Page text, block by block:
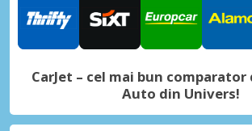
CarJet – cel mai bun
Auto din Univers!